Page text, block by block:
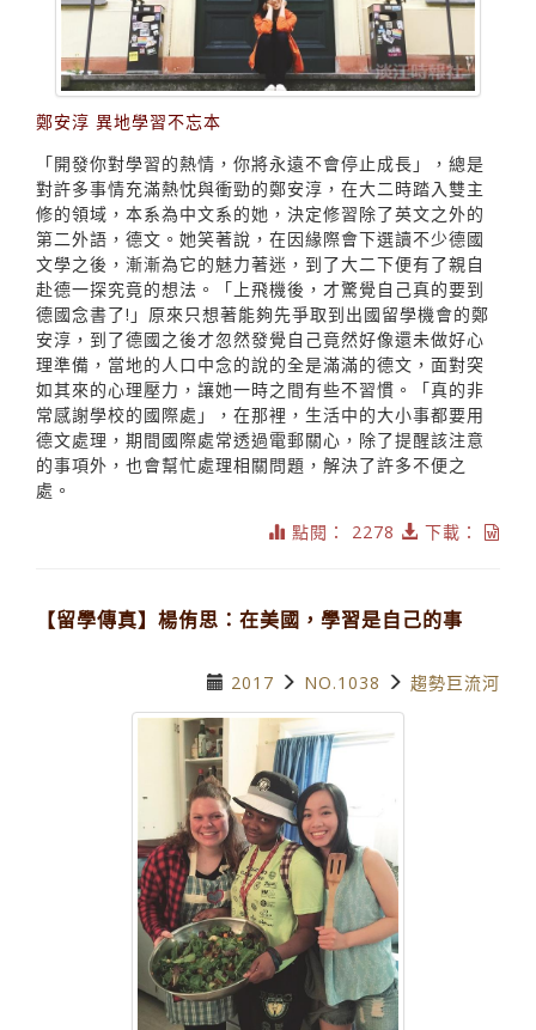
鄭安淳 異地學習不忘本
「開發你對學習的熱情，你將永遠不會停止成長」，總是
對許多事情充滿熱忱與衝勁的鄭安淳，在大二時踏入雙主
修的領域，本系為中文系的她，決定修習除了英文之外的
第二外語，德文。她笑著說，在因緣際會下選讀不少德國
文學之後，漸漸為它的魅力著迷，到了大二下便有了親自
赴德一探究竟的想法。「上飛機後，才驚覺自己真的要到
德國念書了!」原來只想著能夠先爭取到出國留學機會的鄭
安淳，到了德國之後才忽然發覺自己竟然好像還未做好心
理準備，當地的人口中念的說的全是滿滿的德文，面對突
如其來的心理壓力，讓她一時之間有些不習慣。「真的非
常感謝學校的國際處」，在那裡，生活中的大小事都要用
德文處理，期間國際處常透過電郵關心，除了提醒該注意
的事項外，也會幫忙處理相關問題，解決了許多不便之
處。
點閱： 2278
下載：
【留學傳真】楊侑思：在美國，學習是自己的事
2017 NO.1038 趨勢巨流河